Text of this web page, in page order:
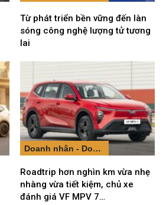
Từ phát triển bền vững đến làn
sóng công nghệ lượng tử tương
lai
Doanh nhân - Doanh nghiệp
Roadtrip hơn nghìn km vừa nhẹ
nhàng vừa tiết kiệm, chủ xe
đánh giá VF MPV 7…